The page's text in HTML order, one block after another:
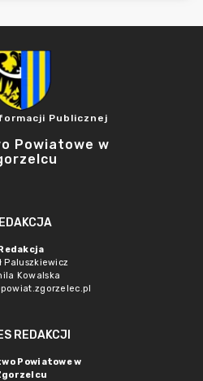
Publicznej
Powiatowe w
Paluszkiewicz
Kowalska
REDAKCJI
Powiatowe w